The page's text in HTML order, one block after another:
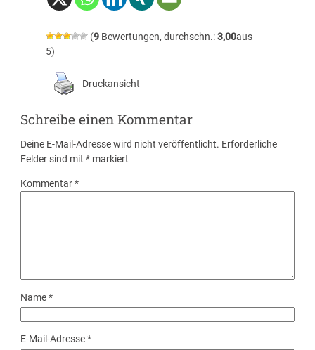
(9Bewertungen, durchschn.:3,00aus
5)
Druckansicht
Schreibe einen Kommentar
Deine E-Mail-Adresse wird nicht veröffentlicht. Erforderliche
Felder sind mit* markiert
Kommentar*
Name*
E-Mail-Adresse*